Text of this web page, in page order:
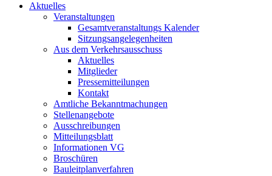
Aktuelles
Veranstaltungen
Gesamtveranstaltungs Kalender
Sitzungsangelegenheiten
Aus dem Verkehrsausschuss
Aktuelles
Mitglieder
Pressemitteilungen
Kontakt
Amtliche Bekanntmachungen
Stellenangebote
Ausschreibungen
Mitteilungsblatt
Informationen VG
Broschüren
Bauleitplanverfahren